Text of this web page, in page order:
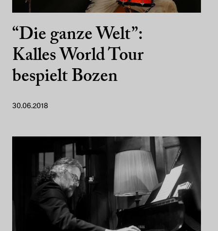
“Die ganze Welt”:
Kalles World Tour
bespielt Bozen
30.06.2018